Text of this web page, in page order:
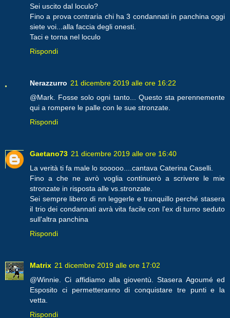
Sei uscito dal loculo?
Fino a prova contraria chi ha 3 condannati in panchina oggi
siete voi...alla faccia degli onesti.
Taci e torna nel loculo
Rispondi
Nerazzurro 21 dicembre 2019 alle ore 16:22
@Mark. Fosse solo ogni tanto... Questo sta perennemente
qui a rompere le palle con le sue stronzate.
Rispondi
Gaetano73 21 dicembre 2019 alle ore 16:40
La verità ti fa male lo sooooo....cantava Caterina Caselli.
Fino a che ne avrò voglia continuerò a scrivere le mie
stronzate in risposta alle vs.stronzate.
Sei sempre libero di nn leggerle e tranquillo perché stasera
il trio dei condannati avrà vita facile con l'ex di turno seduto
sull'altra panchina
Rispondi
Matrix 21 dicembre 2019 alle ore 17:02
@Winnie. Ci affidiamo alla gioventù. Stasera Agoumé ed
Esposito ci permetteranno di conquistare tre punti e la
vetta.
Rispondi